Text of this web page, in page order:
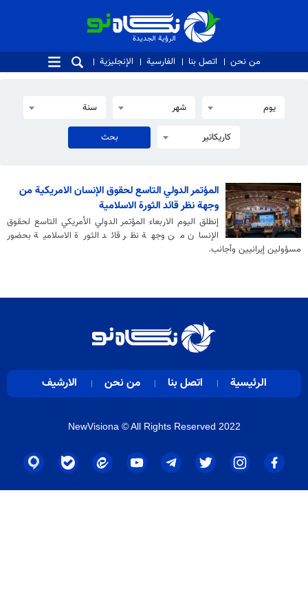
الرؤية الجديدة
الرؤية الجديدة
من نحن اتصل بنا الفارسية الإنجليزية
يوم شهر سنة
كاريكاتير
المؤتمر الدولي التاسع لحقوق الإنسان الامريكية من
وجهة نظر قائد الثورة الاسلامية
إنطلق اليوم الاربعاء المؤتمر الدولي الأمريكي التاسع لحقوق
الإنسان من وجهة نظر قائد الثورة الاسلامية بحضور
مسؤولين إيرانيين وأجانب.
الرئيسية اتصل بنا من نحن الارشيف
NewVisiona © All Rights Reserved 2022